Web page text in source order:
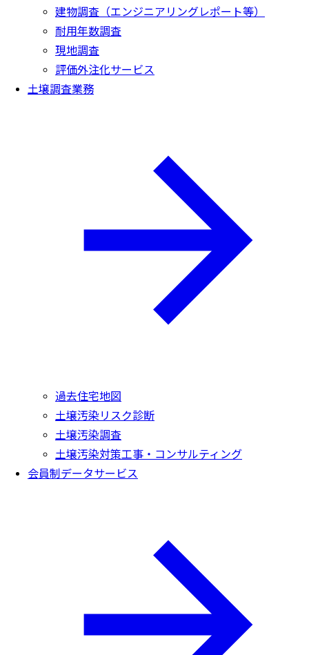
建物調査（エンジニアリングレポート等）
耐用年数調査
現地調査
評価外注化サービス
土壌調査業務
過去住宅地図
土壌汚染リスク診断
土壌汚染調査
土壌汚染対策工事・コンサルティング
会員制データサービス